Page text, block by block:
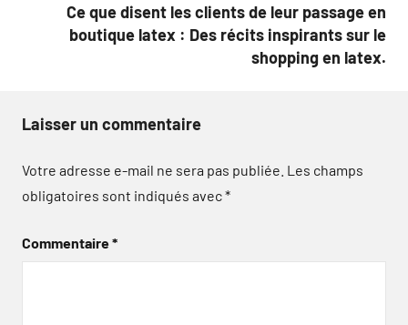
Ce que disent les clients de leur passage en
boutique latex : Des récits inspirants sur le
shopping en latex.
Laisser un commentaire
Votre adresse e-mail ne sera pas publiée. Les champs
obligatoires sont indiqués avec*
Commentaire*